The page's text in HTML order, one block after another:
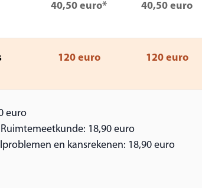
40,50 euro* 40,50 euro
120 euro 120 euro
euro
18,90 euro
en kansrekenen: 18,90 euro